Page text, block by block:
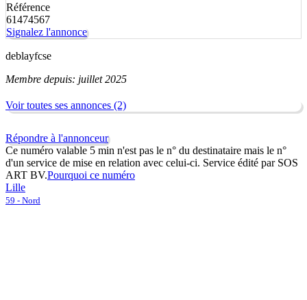
Référence
61474567
Signalez l'annonce
deblayfcse
Membre depuis: juillet 2025
Voir toutes ses annonces (2)
Répondre à l'annonceur
Ce numéro valable 5 min n'est pas le n° du destinataire mais le n°
d'un service de mise en relation avec celui-ci. Service édité par SOS
ART BV.Pourquoi ce numéro
Lille
59 - Nord